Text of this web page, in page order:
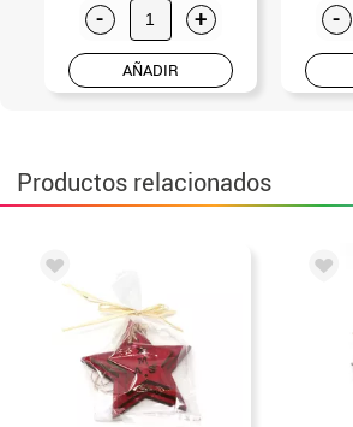
- +
AÑADIR
-
Productos relacionados